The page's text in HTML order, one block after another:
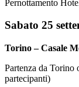
Pernottamento
Sabato 25
Torino – Casale
Partenza da Torino
partecipanti)